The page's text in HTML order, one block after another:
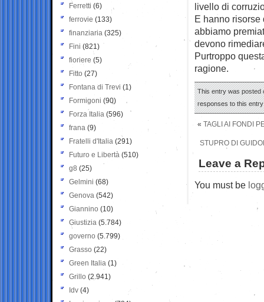
livello di
E hanno risorse
abbiamo
devono
Purtroppo
ragione.
This entry was posted
responses to this
« TAGLI AI FONDI
STUPRO DI
Leave a
You must be
Ferretti (6)
ferrovie (133)
finanziaria (325)
Fini (821)
fioriere (5)
Fitto (27)
Fontana di Trevi (1)
Formigoni (90)
Forza Italia (596)
frana (9)
Fratelli d'Italia (291)
Futuro e Libertà (510)
g8 (25)
Gelmini (68)
Genova (542)
Giannino (10)
Giustizia (5.784)
governo (5.799)
Grasso (22)
Green Italia (1)
Grillo (2.941)
Idv (4)